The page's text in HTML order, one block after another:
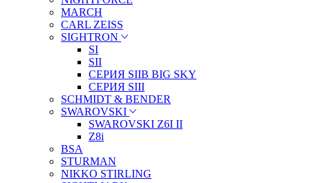
MARCH
CARL ZEISS
SIGHTRON
SI
SII
СЕРИЯ SIIB BIG SKY
СЕРИЯ SIII
SCHMIDT & BENDER
SWAROVSKI
SWAROVSKI Z6I II
Z8i
BSA
STURMAN
NIKKO STIRLING